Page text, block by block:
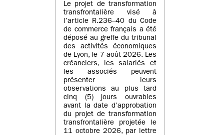
Le projet de transformation
transfrontalière visé à
l’article R.236–40 du Code
de commerce français a été
déposé au greffe du tribunal
des activités économiques
de Lyon, le 7 août 2026. Les
créanciers, les salariés et
les associés peuvent
présenter leurs
observations au plus tard
cinq (5) jours ouvrables
avant la date d’approbation
du projet de transformation
transfrontalière projetée le
11 octobre 2026, par lettre